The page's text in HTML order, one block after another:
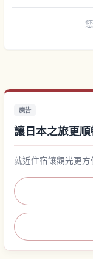
廣告
讓日本之旅更順
就近住宿讓觀光更方